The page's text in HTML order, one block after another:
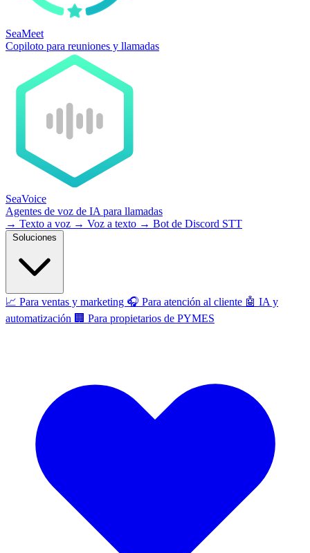
SeaMeet
Copiloto para reuniones y llamadas
SeaVoice
Agentes de voz de IA para llamadas
→ Texto a voz → Voz a texto → Bot de Discord STT
📈 Para ventas y marketing 🎧 Para atención al cliente 🤖 IA y
automatización 🏢 Para propietarios de PYMES